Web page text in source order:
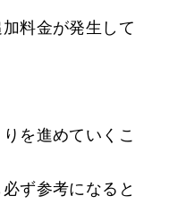
料金が発生して
を進めていくこ
ず参考になると